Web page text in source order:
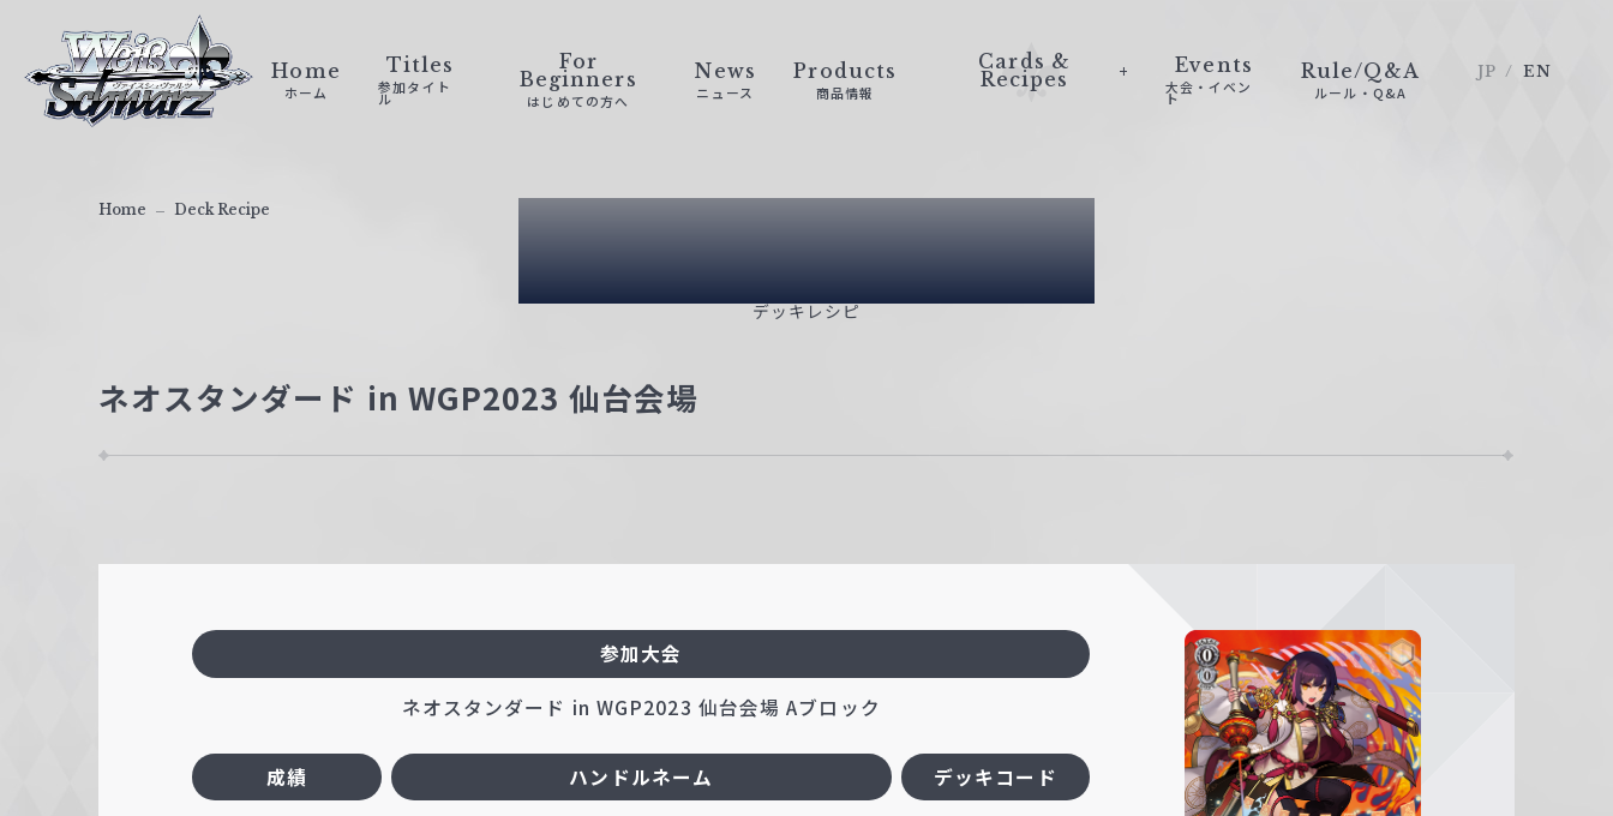
ァ
Home
ホーム
Titles
参加タイト
ル
For
Beginners
はじめての方へ
News
ニュース
Products
商品情報
Cards &
Recipes
Events
大会・イベン
ト
Rule/Q&A
ルール・Q&A
JP EN
Deck Recipe
デッキレシピ
Home Deck Recipe
ネオスタンダード in WGP2023 仙台会場
参加大会
ネオスタンダード in WGP2023 仙台会場 Aブロック
成績
ハンドルネーム
デッキコード